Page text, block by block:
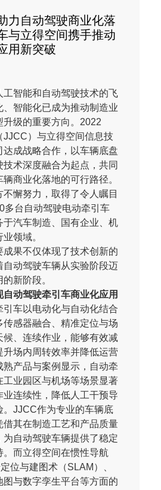
力自动驾驶商业化落
与立得空间携手推动
用新突破
工智能和自动驾驶技术的飞
、智能化已成为推动制造业
升级的重要方向。2022
JJCC）与立得空间信息技
达成战略合作，以车辆底盘
术深度融合为起点，共同
商业化落地的可行路径。
懈努力，取得了令人瞩目
多台自动驾驶电动牵引车
于汽车制造、国有企业、机
领域。
成果不仅体现了技术创新的
自动驾驶车辆从实验阶段迈
新阶段。
动驾驶牵引车商业化应用
引车以电动化与自动化结合
传感器融合、精准定位与场
候、连续作业，能够有效减
升场内周转效率并降低运营
熟产品与案例显示，自动牵
工业园区与机场等场景显著
业连续性，降低人工干预导
。JJCC作为专业的车辆底
借其在制造工艺和产品质量
为自动驾驶车辆提供了稳定
。而立得空间在惯性导航
位与建图术（SLAM）、
图与数字孪生平台等方面的